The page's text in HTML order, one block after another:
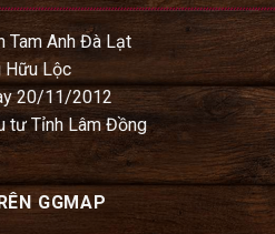
Tam Anh Đà Lạt
Hữu Lộc
20/11/2012
tư Tỉnh Lâm Đồng
GGMAP